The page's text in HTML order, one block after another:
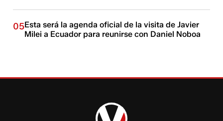
05Esta será la agenda oficial de la visita de Javier
Milei a Ecuador para reunirse con Daniel Noboa